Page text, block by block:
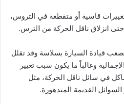
قاسية أو متقطعة في التروس،
حتى انزلاق ناقل الحركة من الترس.
قيادة السيارة بسلاسة وقد تقلل
وغالباً ما يكون سبب تغيير
في سائل ناقل الحركة، مثل
القديمة المتدهورة.